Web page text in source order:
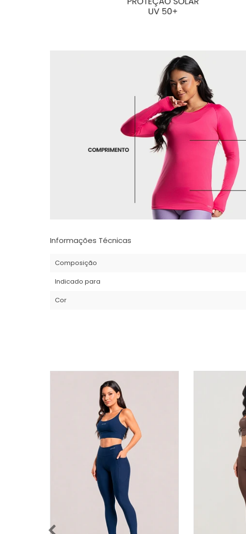
Informações Técnicas
Composição
Indicado para
Cor